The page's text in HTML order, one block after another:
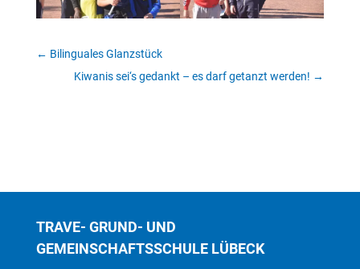
← Bilinguales Glanzstück
Kiwanis sei‘s gedankt – es darf getanzt werden! →
TRAVE- GRUND- UND
GEMEINSCHAFTSSCHULE LÜBECK